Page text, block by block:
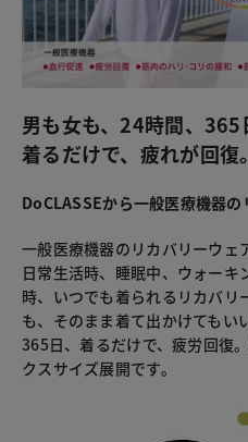
男も女も、24時間、365
着るだけで、疲れが回復。
DoCLASSEから一般医療機器の
一般医療機器のリカバリーウェア
日常生活時、睡眠中、ウォーキ
時、いつでも着られるリカバリ
も、そのまま着て出かけてもい
365日、着るだけで、疲労回復
クスサイズ展開です。